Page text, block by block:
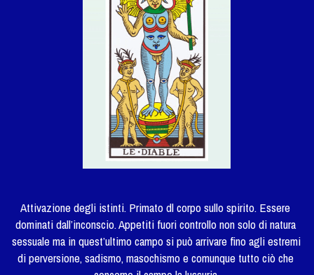
Attivazione degli istinti. Primato dl corpo sullo spirito. Essere
dominati dall’inconscio. Appetiti fuori controllo non solo di natura
sessuale ma in quest’ultimo campo si può arrivare fino agli estremi
di perversione, sadismo, masochismo e comunque tutto ciò che